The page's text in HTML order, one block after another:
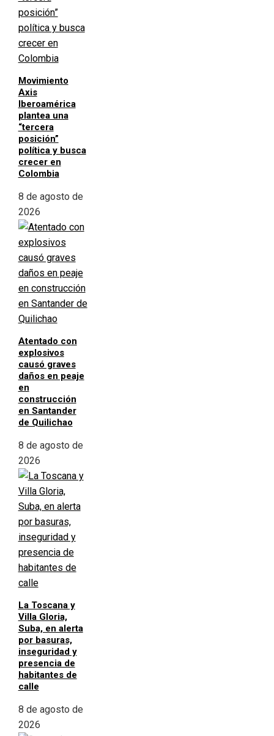
Movimiento
Axis
Iberoamérica
plantea una
“tercera
posición”
política y busca
crecer en
Colombia
8 de agosto de
2026
Atentado con
explosivos
causó graves
daños en peaje
en
construcción
en Santander
de Quilichao
8 de agosto de
2026
La Toscana y
Villa Gloria,
Suba, en alerta
por basuras,
inseguridad y
presencia de
habitantes de
calle
8 de agosto de
2026